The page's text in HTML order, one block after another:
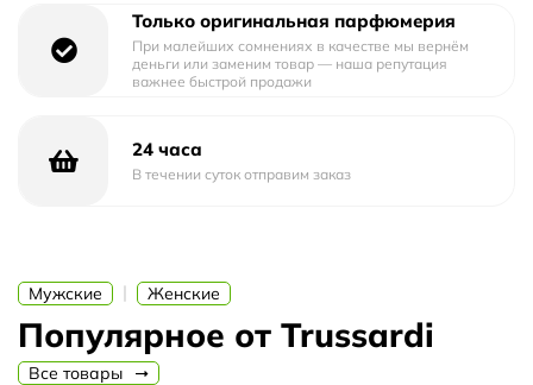
Труссарди Uomo 2011 раскрывается насыщенными
нотами кожи и бергамота, создавая уникальную
гармонию. В сердце аромата расцветают аккорды
чувственность. Базовые ноты изысканного пачули и
ветивера придают Trussardi Uomo 2011 завершающую
Только оригинальная парфюмерия
При малейших сомнениях в качестве мы вернём
деньги или заменим товар — наша репутация
важнее быстрой продажи
24 часа
В течении суток отправим заказ
Мужские | Женские
Популярное от Trussardi
Все товары